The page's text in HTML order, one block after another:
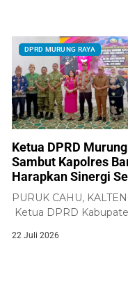
DPRD MURUNG RAYA
Ketua DPRD
Sambut Kapolres
Harapkan Sinergi
PURUK CAHU,
Ketua DPRD
22 Juli 2026